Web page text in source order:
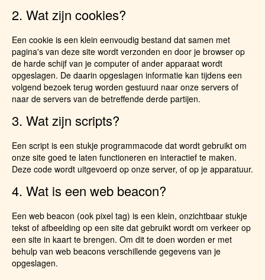
2. Wat zijn cookies?
Een cookie is een klein eenvoudig bestand dat samen met
pagina's van deze site wordt verzonden en door je browser op
de harde schijf van je computer of ander apparaat wordt
opgeslagen. De daarin opgeslagen informatie kan tijdens een
volgend bezoek terug worden gestuurd naar onze servers of
naar de servers van de betreffende derde partijen.
3. Wat zijn scripts?
Een script is een stukje programmacode dat wordt gebruikt om
onze site goed te laten functioneren en interactief te maken.
Deze code wordt uitgevoerd op onze server, of op je apparatuur.
4. Wat is een web beacon?
Een web beacon (ook pixel tag) is een klein, onzichtbaar stukje
tekst of afbeelding op een site dat gebruikt wordt om verkeer op
een site in kaart te brengen. Om dit te doen worden er met
behulp van web beacons verschillende gegevens van je
opgeslagen.